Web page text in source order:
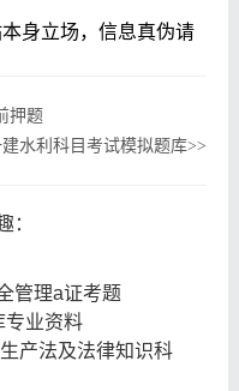
身立场，信息真伪请
押题
水利科目考试模拟题库>>
：
管理a证考题
专业资料
产法及法律知识科